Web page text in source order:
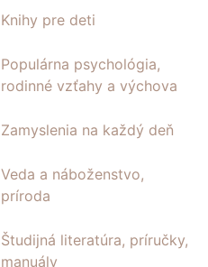
Knihy pre deti
Populárna psychológia,
rodinné vzťahy a výchova
Zamyslenia na každý deň
Veda a náboženstvo,
príroda
Študijná literatúra, príručky,
manuály